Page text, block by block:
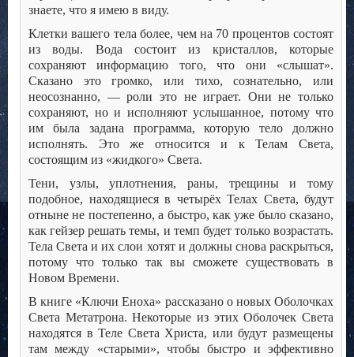
знаете, что я имею в виду.
Клетки вашего тела более, чем на 70 процентов состоят
из воды. Вода состоит из кристаллов, которые
сохраняют информацию того, что они «слышат».
Сказано это громко, или тихо, сознательно, или
неосознанно, — роли это не играет. Они не только
сохраняют, но и исполняют услышанное, потому что
им была задана программа, которую тело должно
исполнять. Это же относится и к Телам Света,
состоящим из «жидкого» Света.
Тени, узлы, уплотнения, раны, трещины и тому
подобное, находящиеся в четырёх Телах Света, будут
отныне не постепенно, а быстро, как уже было сказано,
как гейзер решать темы, и темп будет только возрастать.
Тела Света и их слои хотят и должны снова раскрыться,
потому что только так вы сможете существовать в
Новом Времени.
В книге «Ключи Еноха» рассказано о новых Оболочках
Света Метатрона. Некоторые из этих Оболочек Света
находятся в Теле Света Христа, или будут размещены
там между «старыми», чтобы быстро и эффективно